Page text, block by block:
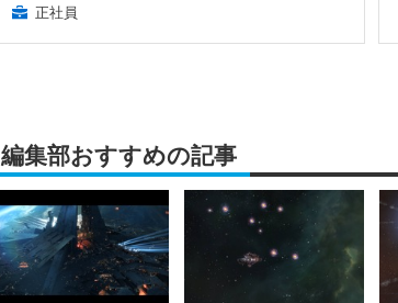
正社員
編集部おすすめの記事